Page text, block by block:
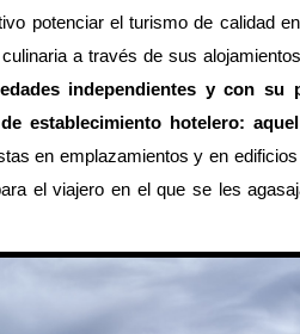
potenciar el turismo de calidad
a través de sus
independientes y con su
establecimiento hotelero:
en emplazamientos y en
el viajero en el que se les